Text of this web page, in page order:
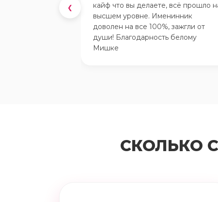
❮
кайф что вы делаете, всё прошло
высшем уровне. Именинник
доволен на все 100%, зажгли от
души! Благодарность белому
Мишке
СКОЛЬКО